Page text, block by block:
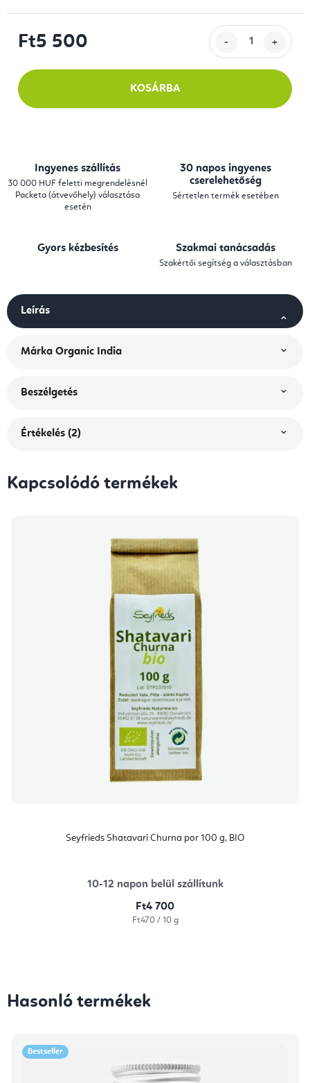
Ft5 500
KOSÁRBA
Ingyenes szállítás
30 000 HUF feletti megrendelésnél
Packeta (átvevőhely) választása
esetén
30 napos ingyenes
cserelehetőség
Sértetlen termék esetében
Gyors kézbesítés Szakmai tanácsadás
Szakértői segítség a választásban
Leírás
Márka Organic India
Beszélgetés
Értékelés (2)
Kapcsolódó termékek
Seyfrieds Shatavari Churna por 100 g, BIO
10-12 napon belül szállítunk
Ft4 700
Egységár:
Ft470 / 10 g
Hasonló termékek
Bestseller